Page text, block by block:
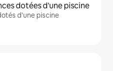
dotées d'une piscine
d'une piscine